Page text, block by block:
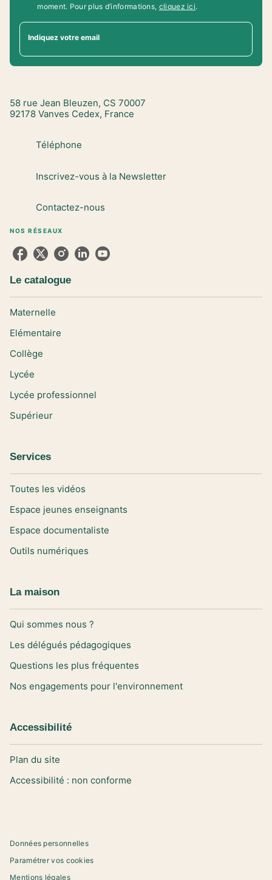
moment. Pour plus d’informations, cliquez ici.
Indiquez votre email
58 rue Jean Bleuzen, CS 70007
92178 Vanves Cedex, France
Téléphone
Inscrivez-vous à la Newsletter
Contactez-nous
NOS RÉSEAUX
Le catalogue
Maternelle
Elémentaire
Collège
Lycée
Lycée professionnel
Supérieur
Services
Toutes les vidéos
Espace jeunes enseignants
Espace documentaliste
Outils numériques
La maison
Qui sommes nous ?
Les délégués pédagogiques
Questions les plus fréquentes
Nos engagements pour l'environnement
Accessibilité
Plan du site
Accessibilité : non conforme
Données personnelles
Paramétrer vos cookies
Mentions légales